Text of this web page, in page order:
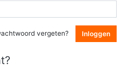
vergeten? Inloggen